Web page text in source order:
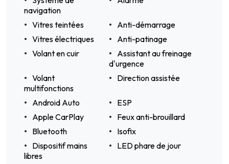
navigation
Vitres teintées
Anti-démarrage
Vitres électriques
Anti-patinage
Volant en cuir
Assistant au freinage
d'urgence
Volant
multifonctions
Direction assistée
Android Auto
ESP
Apple CarPlay
Feux anti-brouillard
Bluetooth
Isofix
Dispositif mains
libres
LED phare de jour